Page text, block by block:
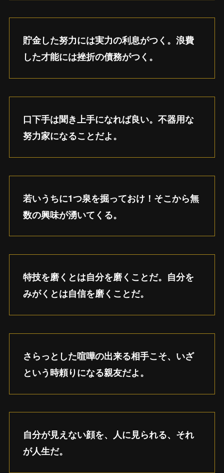
貯金した努力には実力の利息がつく。浪費
した才能には挫折の債務がつく。
口下手は聞き上手になれば良い。不器用な
努力家になることだよ。
若いうちに1つ泉を掘っておけ！そこから無
数の興味が湧いてくる。
特技を磨くとは自分を磨くことだ。自分を
みがくとは自信を磨くことだ。
さらっとした喧嘩の出来る相手こそ、いざ
という時頼りになる親友だよ。
自分が見えない顔を、人に見られる、それ
が人生だ。